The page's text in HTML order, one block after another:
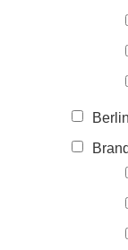
Berlin